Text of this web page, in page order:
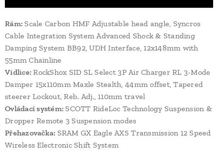
Rám: Scale Carbon HMF Adjustable head angle, Syncros
Cable Integration System Advanced Shock & Standing
Damping System BB92, UDH Interface, 12x148mm with
55mm Chainline
Vidlice:RockShox SID SL Select 3P Air Charger RL 3-Mode
Damper 15x110mm Maxle Stealth, 44mm offset, Tapered
steerer Lockout, Reb. Adj., 110mm travel
Ovládací systém: SCOTT RideLoc Technology Suspension &
Dropper Remote 3 Suspension modes
Přehazovačka: SRAM GX Eagle AXS Transmission 12 Speed
Wireless Electronic Shift System